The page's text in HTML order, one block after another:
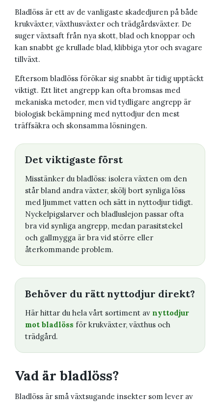
Bladlöss är ett av de vanligaste skadedjuren på både
krukväxter, växthusväxter och trädgårdsväxter. De
suger växtsaft från nya skott, blad och knoppar och
kan snabbt ge krullade blad, klibbiga ytor och svagare
tillväxt.
Eftersom bladlöss förökar sig snabbt är tidig upptäckt
viktigt. Ett litet angrepp kan ofta bromsas med
mekaniska metoder, men vid tydligare angrepp är
biologisk bekämpning med nyttodjur den mest
träffsäkra och skonsamma lösningen.
Det viktigaste först
Misstänker du bladlöss: isolera växten om den
står bland andra växter, skölj bort synliga löss
med ljummet vatten och sätt in nyttodjur tidigt.
Nyckelpigslarver och bladluslejon passar ofta
bra vid synliga angrepp, medan parasitstekel
och gallmygga är bra vid större eller
återkommande problem.
Behöver du rätt nyttodjur direkt?
Här hittar du hela vårt sortiment av nyttodjur
mot bladlöss för krukväxter, växthus och
trädgård.
Vad är bladlöss?
Bladlöss är små växtsugande insekter som lever av